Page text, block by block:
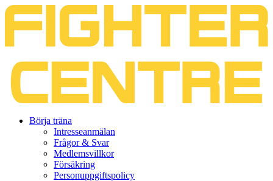
Börja träna
Intresseanmälan
Frågor & Svar
Medlemsvillkor
Försäkring
Personuppgiftspolicy